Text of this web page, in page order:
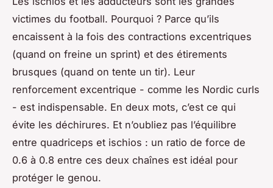
victimes du football. Pourquoi ? Parce qu’ils
encaissent à la fois des contractions excentriques
(quand on freine un sprint) et des étirements
brusques (quand on tente un tir). Leur
renforcement excentrique - comme les Nordic curls
- est indispensable. En deux mots, c’est ce qui
évite les déchirures. Et n’oubliez pas l’équilibre
entre quadriceps et ischios : un ratio de force de
0.6 à 0.8 entre ces deux chaînes est idéal pour
protéger le genou.